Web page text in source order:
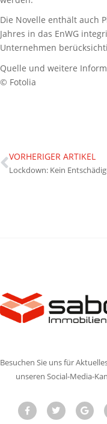
Die Novelle enthält auch
Jahres in das EnWG
Unternehmen
Quelle und weitere
© Fotolia
VORHERIGER ARTIKEL
Besuchen Sie uns für
unseren Social-Media-